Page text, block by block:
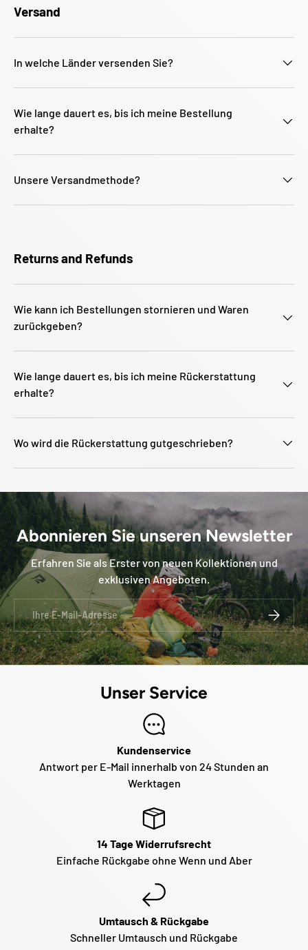
Versand
In welche Länder versenden Sie?
Wie lange dauert es, bis ich meine Bestellung
erhalte?
Unsere Versandmethode?
Returns and Refunds
Wie kann ich Bestellungen stornieren und Waren
zurückgeben?
Wie lange dauert es, bis ich meine Rückerstattung
erhalte?
Wo wird die Rückerstattung gutgeschrieben?
Abonnieren Sie unseren Newsletter
Erfahren Sie als Erster von neuen Kollektionen und
exklusiven Angeboten.
Unser Service
Kundenservice
Antwort per E-Mail innerhalb von 24 Stunden an
Werktagen
14 Tage Widerrufsrecht
Einfache Rückgabe ohne Wenn und Aber
Umtausch & Rückgabe
Schneller Umtausch und Rückgabe